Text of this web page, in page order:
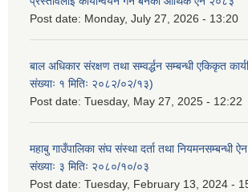
Post date: Monday, July 27, 2026 - 13:20
बाल अधिकार संरक्षण तथा सम्वर्द्धन सम्बन्धी एकिकृत
संख्याः १ मितिः २०८२/०२/१३)
Post date: Tuesday, May 27, 2025 - 12:22
महाबु गाउँपालिका संघ संस्था दर्ता तथा नियमनसम्बन्धी
संख्याः ३ मितिः २०८०/१०/०३
Post date: Tuesday, February 13, 2024 -